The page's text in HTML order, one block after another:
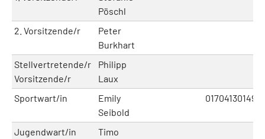
Pöschl
2. Vorsitzende/r
Peter
Burkhart
Stellvertretende/r
Vorsitzende/r
Philipp
Laux
Sportwart/in
Emily
Seibold
01704130149
Jugendwart/in
Timo